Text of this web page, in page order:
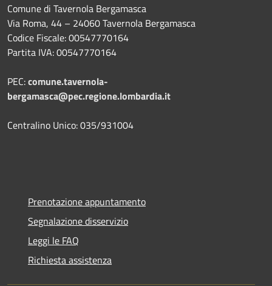
Comune di Tavernola Bergamasca
Via Roma, 44 – 24060 Tavernola Bergamasca
Codice Fiscale: 00547770164
Partita IVA: 00547770164
PEC:comune.tavernola-
bergamasca@pec.regione.lombardia.it
Centralino Unico: 035/931004
Prenotazione appuntamento
Segnalazione disservizio
Leggi le FAQ
Richiesta assistenza